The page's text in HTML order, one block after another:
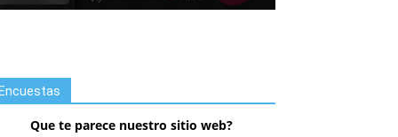
Encuestas
Que te parece nuestro sitio web?